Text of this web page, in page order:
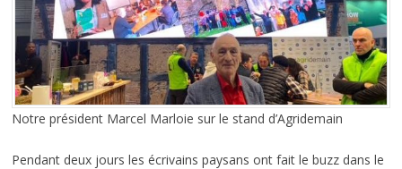
Notre président Marcel Marloie sur le stand d’Agridemain
Pendant deux jours les écrivains paysans ont fait le buzz dans le